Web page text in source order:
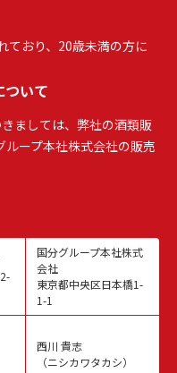
ており、20歳未満の方に
ついて
ましては、弊社の酒類販
ープ本社株式会社の販売
国分グループ本社株式
会社
東京都中央区日本橋1-
1-1
西川 貴志
（ニシカワタカシ）